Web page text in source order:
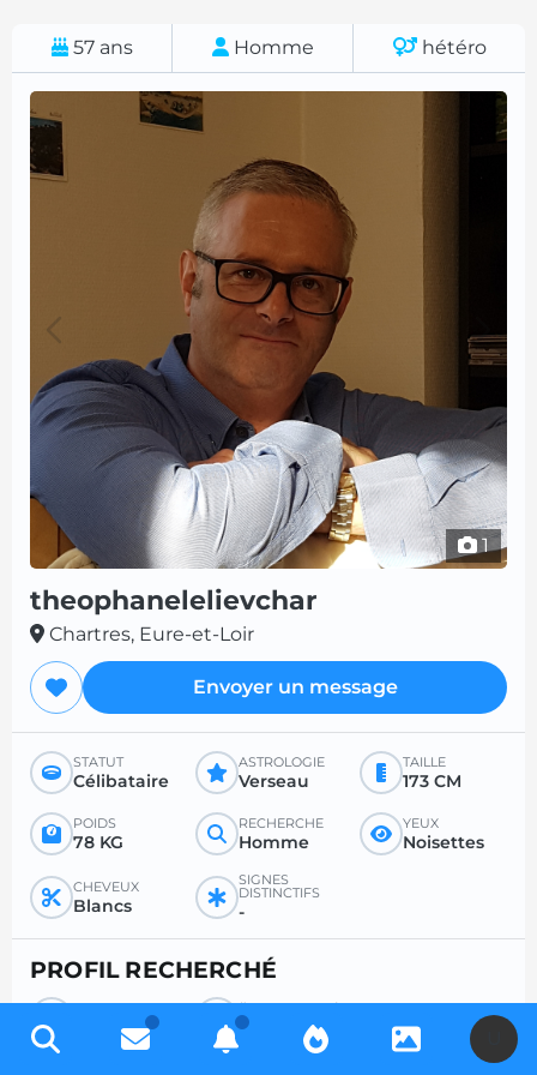
57 ans Homme hétéro
1
theophanelelievchar
Chartres, Eure-et-Loir
Envoyer un message
STATUT
Célibataire
ASTROLOGIE
Verseau
TAILLE
173 CM
POIDS
78 KG
RECHERCHE
Homme
YEUX
Noisettes
CHEVEUX
Blancs
SIGNES
DISTINCTIFS
-
PROFIL RECHERCHÉ
RECHERCHE
Femme
ÂGE SOUHAITÉ
-